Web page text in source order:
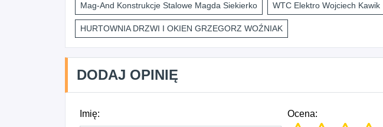
Mag-And Konstrukcje Stalowe Magda Siekierko WTC Elektro Wojciech Kawik
HURTOWNIA DRZWI I OKIEN GRZEGORZ WOŹNIAK
DODAJ OPINIĘ
Imię: Ocena: